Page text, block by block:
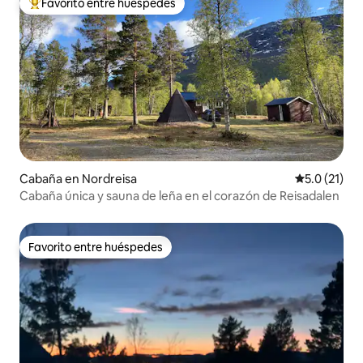
Favorito entre huéspedes preferido
Favorito entre huéspedes
Cabaña en Nordreisa Calificación
5.0 (21)
Cabaña única y sauna de leña en el corazón de Reisadalen
Favorito entre huéspedes
Favorito entre huéspedes